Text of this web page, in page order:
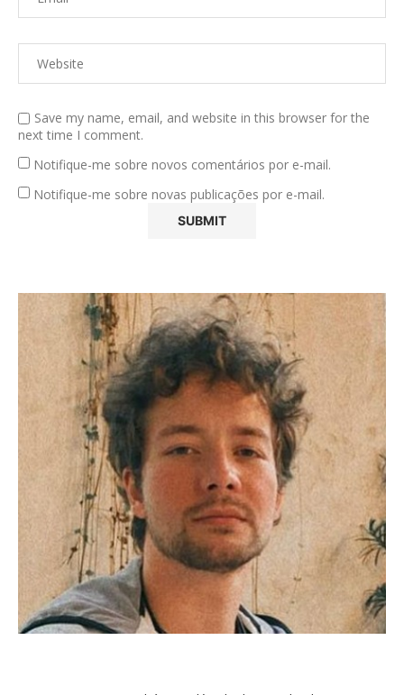
Save my name, email, and website in this browser for the
next time I comment.
Notifique-me sobre novos comentários por e-mail.
Notifique-me sobre novas publicações por e-mail.